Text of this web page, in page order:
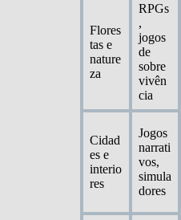
Flores
tas e
nature
za
RPGs
,
jogos
de
sobre
vivên
cia
Cidad
es e
interio
res
Jogos
narrati
vos,
simula
dores